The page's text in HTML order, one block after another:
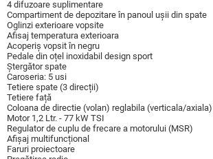
4 difuzoare suplimentare
Compartiment de depozitare în panoul ușii din spate
Oglinzi exterioare vopsite
Afisaj temperatura exterioara
Acoperiș vopsit în negru
Pedale din oțel inoxidabil design sport
Ștergător spate
Caroseria: 5 usi
Tetiere spate (3 direcții)
Tetiere față
Coloana de directie (volan) reglabila (verticala/axiala)
Motor 1,2 Ltr. - 77 kW TSI
Regulator de cuplu de frecare a motorului (MSR)
Afișaj multifuncțional
Faruri proiectoare